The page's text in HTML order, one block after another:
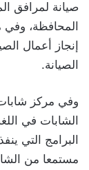
صيانة لمرافق
المحافظة،
إنجاز أعمال
الصيانة.
وفي مركز
الشابات في
البرامج التي
مستمعا من